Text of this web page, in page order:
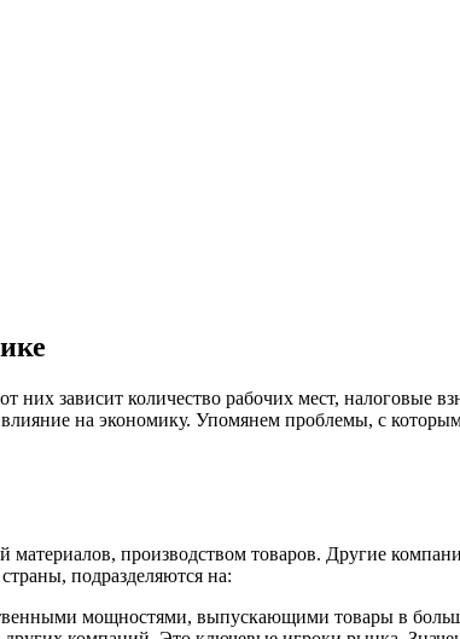
зависит количество рабочих мест, налоговые
на экономику. Упомянем проблемы, с
производством товаров. Другие
подразделяются на:
мощностями, выпускающими товары в